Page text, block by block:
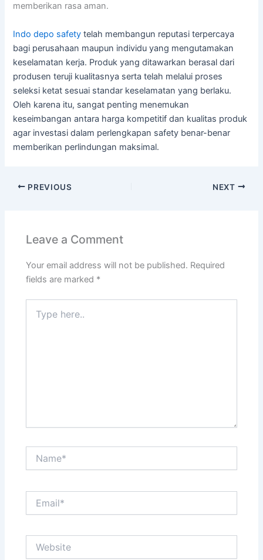
memberikan rasa aman.
Indo depo safety telah membangun reputasi terpercaya
bagi perusahaan maupun individu yang mengutamakan
keselamatan kerja. Produk yang ditawarkan berasal dari
produsen teruji kualitasnya serta telah melalui proses
seleksi ketat sesuai standar keselamatan yang berlaku.
Oleh karena itu, sangat penting menemukan
keseimbangan antara harga kompetitif dan kualitas produk
agar investasi dalam perlengkapan safety benar-benar
memberikan perlindungan maksimal.
PREVIOUS NEXT
Leave a Comment
Your email address will not be published. Required
fields are marked *
here..